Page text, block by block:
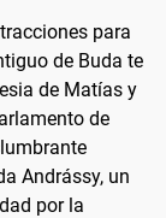
para
de Buda te
de Matías y
de
Andrássy, un
por la